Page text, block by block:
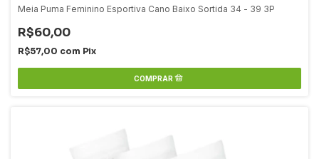
Meia Puma Feminino Esportiva Cano Baixo Sortida 34 - 39 3P
R$60,00
R$57,00 com Pix